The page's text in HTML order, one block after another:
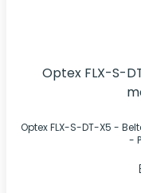
Optex FLX-S-
Optex FLX-S-DT-X5 -
-